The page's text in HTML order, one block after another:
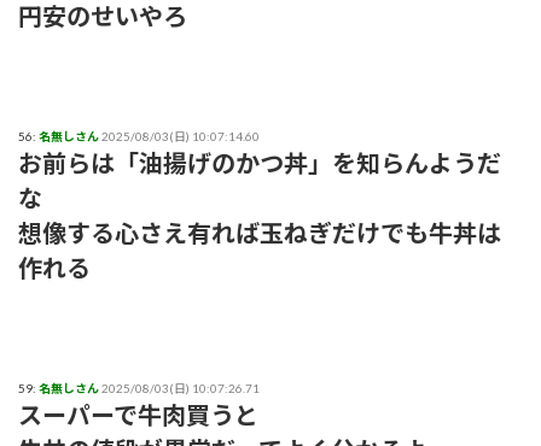
円安のせいやろ
56: 名無しさん2025/08/03(日) 10:07:14.60
お前らは「油揚げのかつ丼」を知らんようだ
な
想像する心さえ有れば玉ねぎだけでも牛丼は
作れる
59: 名無しさん2025/08/03(日) 10:07:26.71
スーパーで牛肉買うと